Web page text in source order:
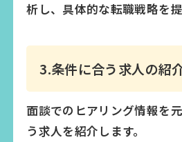
析し、具体的な転職戦略を提
3.条件に合う求人の紹
面談でのヒアリング情報を
う求人を紹介します。